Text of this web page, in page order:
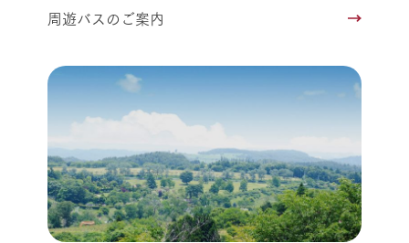
周遊バスのご案内